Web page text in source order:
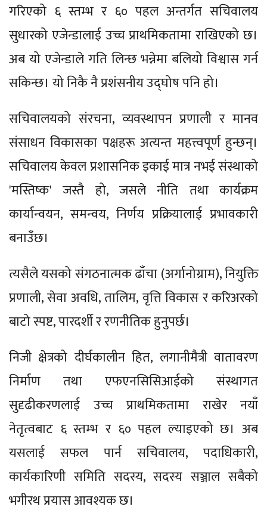
गरिएको ६ स्तम्भ र ६० पहल अन्तर्गत सचिवालय
सुधारको एजेन्डालाई उच्च प्राथमिकतामा राखिएको छ।
अब यो एजेन्डाले गति लिन्छ भन्नेमा बलियो विश्वास गर्न
सकिन्छ। यो निकै नै प्रशंसनीय उद्घोष पनि हो।
सचिवालयको संरचना, व्यवस्थापन प्रणाली र मानव
संसाधन विकासका पक्षहरू अत्यन्त महत्त्वपूर्ण हुन्छन्।
सचिवालय केवल प्रशासनिक इकाई मात्र नभई संस्थाको
'मस्तिष्क' जस्तै हो, जसले नीति तथा कार्यक्रम
कार्यान्वयन, समन्वय, निर्णय प्रक्रियालाई प्रभावकारी
बनाउँछ।
त्यसैले यसको संगठनात्मक ढाँचा (अर्गानोग्राम), नियुक्ति
प्रणाली, सेवा अवधि, तालिम, वृत्ति विकास र करिअरको
बाटो स्पष्ट, पारदर्शी र रणनीतिक हुनुपर्छ।
निजी क्षेत्रको दीर्घकालीन हित, लगानीमैत्री वातावरण
निर्माण तथा एफएनसिसिआईको संस्थागत
सुदृढीकरणलाई उच्च प्राथमिकतामा राखेर नयाँ
नेतृत्वबाट ६ स्तम्भ र ६० पहल ल्याइएको छ। अब
यसलाई सफल पार्न सचिवालय, पदाधिकारी,
कार्यकारिणी समिति सदस्य, सदस्य सञ्जाल सबैको
भगीरथ प्रयास आवश्यक छ।